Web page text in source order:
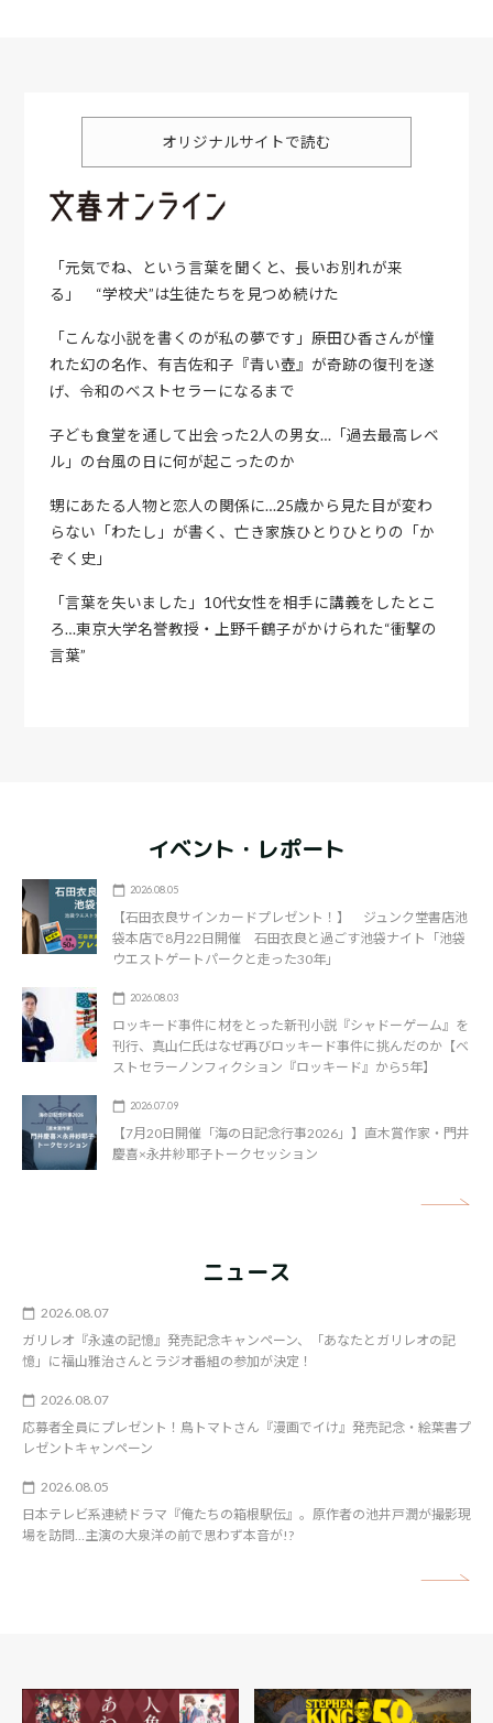
オリジナルサイトで読む
「元気でね、という言葉を聞くと、長いお別れが来
る」 “学校犬”は生徒たちを見つめ続けた
「こんな小説を書くのが私の夢です」――原田ひ香さんが憧
れた幻の名作、有吉佐和子『青い壺』が奇跡の復刊を遂
げ、令和のベストセラーになるまで
子ども食堂を通して出会った2人の男女…「過去最高レベ
ル」の台風の日に何が起こったのか
甥にあたる人物と恋人の関係に…25歳から見た目が変わ
らない「わたし」が書く、亡き家族ひとりひとりの「か
ぞく史」
「言葉を失いました」10代女性を相手に講義をしたとこ
ろ…東京大学名誉教授・上野千鶴子がかけられた“衝撃の
言葉”
イベント・レポート
2026.08.05
【石田衣良サインカードプレゼント！】 ジュンク堂書店池
袋本店で8月22日開催 石田衣良と過ごす池袋ナイト「池袋
ウエストゲートパークと走った30年」
2026.08.03
ロッキード事件に材をとった新刊小説『シャドーゲーム』を
刊行、真山仁氏はなぜ再びロッキード事件に挑んだのか【ベ
ストセラーノンフィクション『ロッキード』から5年】
2026.07.09
【7月20日開催「海の日記念行事2026」】直木賞作家・門井
慶喜×永井紗耶子トークセッション
ニュース
2026.08.07
ガリレオ『永遠の記憶』発売記念キャンペーン、「あなたとガリレオの記
憶」に福山雅治さんとラジオ番組の参加が決定！
2026.08.07
応募者全員にプレゼント！鳥トマトさん『漫画でイけ』発売記念・絵葉書プ
レゼントキャンペーン
2026.08.05
日本テレビ系連続ドラマ『俺たちの箱根駅伝』。原作者の池井戸潤が撮影現
場を訪問…主演の大泉洋の前で思わず本音が!?